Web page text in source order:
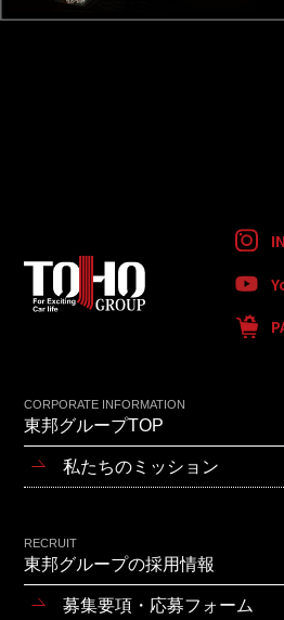
CORPORATE INFORMATION
東邦グループTOP
私たちのミッション
RECRUIT
東邦グループの採用情報
募集要項・応募フォーム